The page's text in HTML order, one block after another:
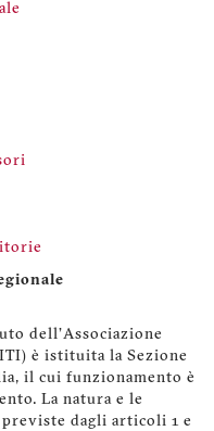
dell'Associazione
è istituita la Sezione
il cui funzionamento è
La natura e le
dagli articoli 1 e